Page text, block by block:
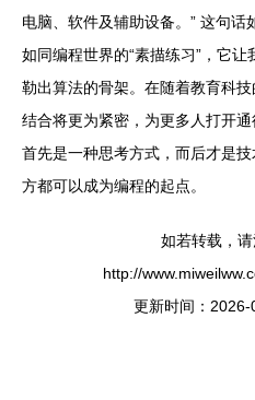
电脑、软件及辅助设备。” 这句
如同编程世界的“素描练习”，它
勒出算法的骨架。在随着教育科
结合将更为紧密，为更多人打开
首先是一种思考方式，而后才是
方都可以成为编程的起点。
如若转载，请
http://
更新时间：